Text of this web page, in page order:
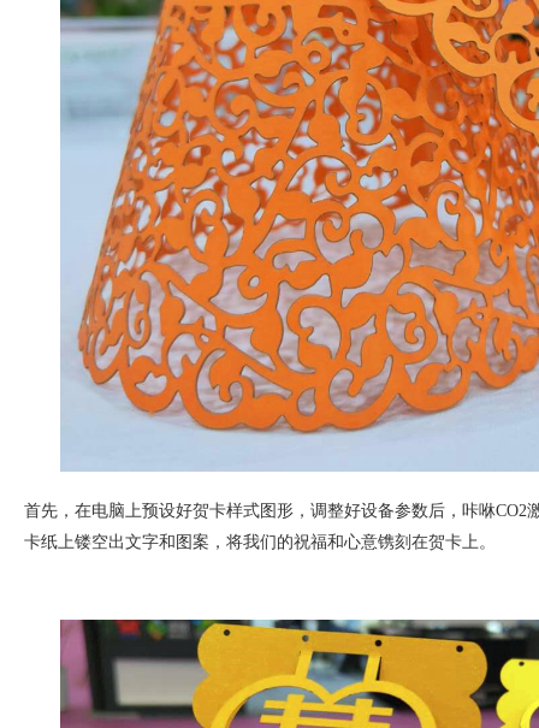
首先，在电脑上预设好贺卡样式图形，调整好设备参数后，咔咻CO2
卡纸上镂空出文字和图案，将我们的祝福和心意镌刻在贺卡上。